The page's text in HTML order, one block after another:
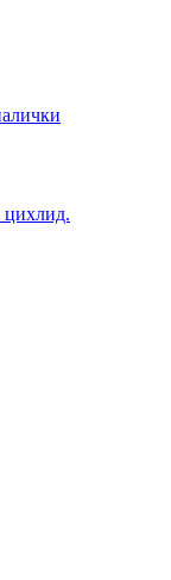
цихлид.